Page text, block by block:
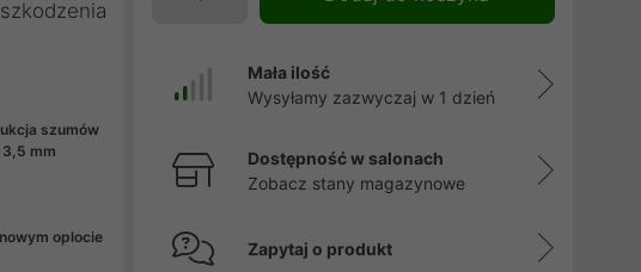
szumów
mm
oplocie
Mała ilość
Wysyłamy zazwyczaj w 1 dzień
Dostępność w salonach
Zobacz stany magazynowe
Zapytaj o produkt